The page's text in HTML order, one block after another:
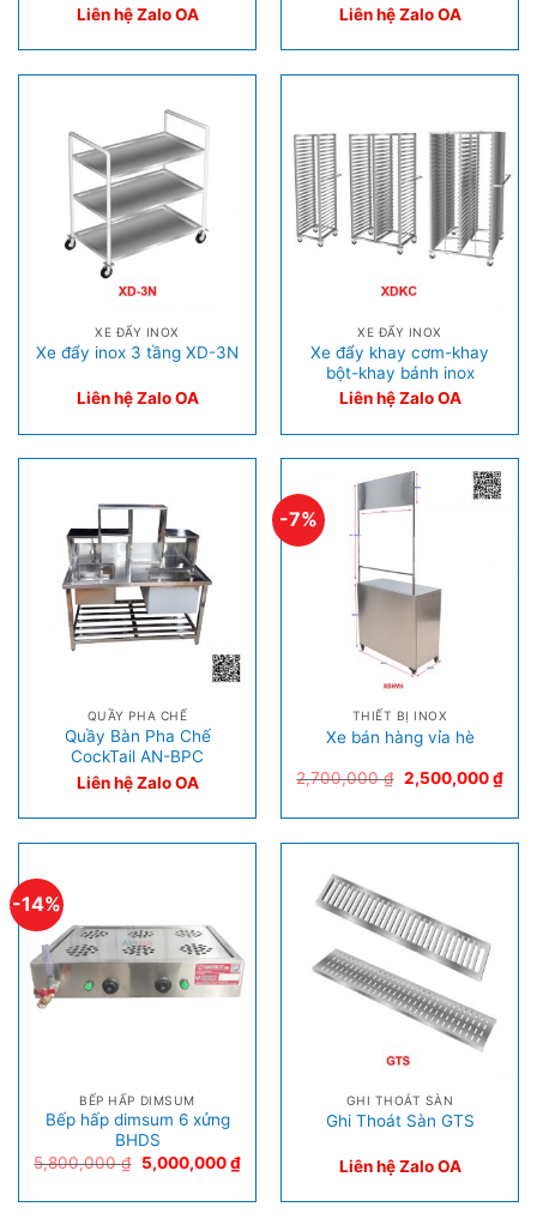
Liên hệ Zalo OA
Liên hệ Zalo OA
XE ĐẨY INOX
Xe đẩy inox 3 tầng XD-3N
Liên hệ Zalo OA
XE ĐẨY INOX
Xe đẩy khay cơm-khay
bột-khay bánh inox
Liên hệ Zalo OA
QUẦY PHA CHẾ
Quầy Bàn Pha Chế
CockTail AN-BPC
Liên hệ Zalo OA
-7%
THIẾT BỊ INOX
Xe bán hàng vỉa hè
2,700,000₫ 2,500,000₫
-14%
BẾP HẤP DIMSUM
Bếp hấp dimsum 6 xửng
BHDS
5,800,000₫ 5,000,000₫
GHI THOÁT SÀN
Ghi Thoát Sàn GTS
Liên hệ Zalo OA